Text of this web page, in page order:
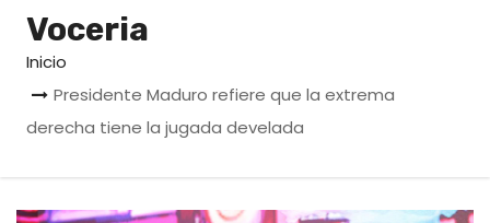
Voceria
Inicio
Presidente Maduro refiere que la extrema
derecha tiene la jugada develada